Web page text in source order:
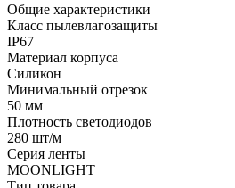
Общие характеристики
Класс пылевлагозащиты
IP67
Материал корпуса
Силикон
Минимальный отрезок
50 мм
Плотность светодиодов
280 шт/м
Серия ленты
MOONLIGHT